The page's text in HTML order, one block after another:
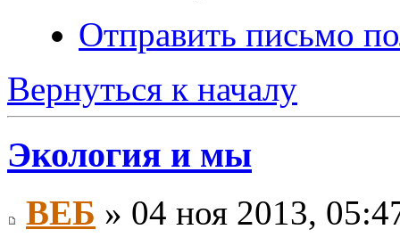
Отправить письмо
Вернуться к началу
Экология и мы
ВЕБ » 04 ноя 2013,